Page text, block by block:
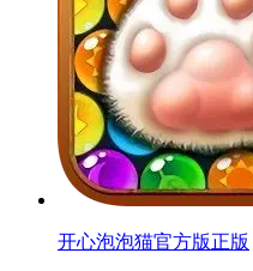
开心泡泡猫官方版正版